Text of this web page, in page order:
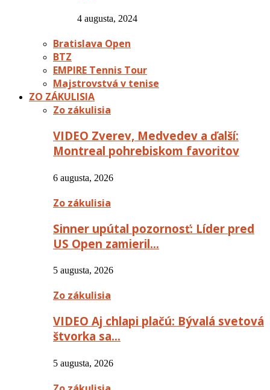
4 augusta, 2024
Bratislava Open
BTZ
EMPIRE Tennis Tour
Majstrovstvá v tenise
ZO ZÁKULISIA
Zo zákulisia
VIDEO Zverev, Medvedev a ďalší:
Montreal pohrebiskom favoritov
6 augusta, 2026
Zo zákulisia
Sinner upútal pozornosť: Líder pred
US Open zamieril…
5 augusta, 2026
Zo zákulisia
VIDEO Aj chlapi plačú: Bývalá svetová
štvorka sa…
5 augusta, 2026